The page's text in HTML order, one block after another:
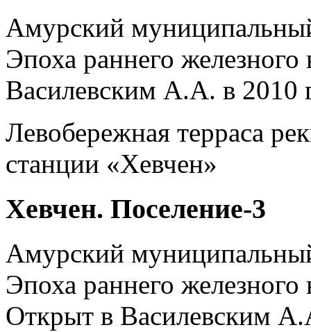
Амурский
Эпоха раннего
Василевским А.А. в 2010
Левобережная терраса
станции «Хевчен»
Хевчен. Поселение-3
Амурский
Эпоха раннего железного
Открыт в Василевским